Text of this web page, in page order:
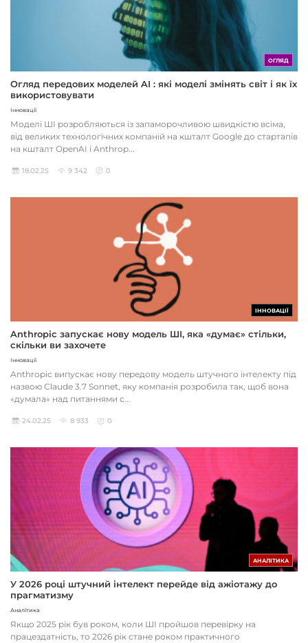
ОГЛЯД
Огляд передових моделей AI : які моделі змінять світ і як їх
використовувати
Інновації
Моделі ШІ розробляються із запаморочливою швидкістю всіма,
від великих технологічних компаній на кшталт Google до стартапів
на кшталт OpenAI і Anthrop...
18.02.25 9 342 0
ІННОВАЦІЇ
Anthropic запускає нову модель ШІ, яка «думає» стільки,
скільки ви захочете
Інновації
Anthropic випускає нову передову модель штучного інтелекту під
назвою Claude 3.7 Sonnet, яку компанія розробила так, щоб вона
«думала» над питаннями с...
24.02.25 8 933 0
АНАЛІТИКА
У 2026 році штучний інтелект перейде від ажіотажу до
прагматизму
Аналітика
Якщо 2025 рік був роком, коли ШІ пройшов перевірку на
працездатність, то 2026 рік стане роком практичного